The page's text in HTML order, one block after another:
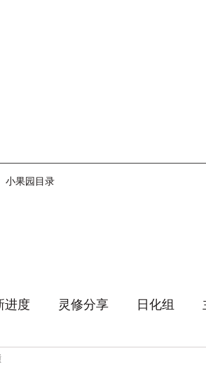
小果园目录
进度 灵修分享 日化组
的日常